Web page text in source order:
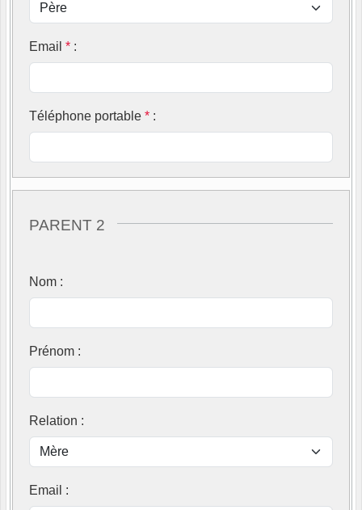
Email * :
Téléphone portable * :
PARENT 2
Nom :
Prénom :
Relation :
Email :